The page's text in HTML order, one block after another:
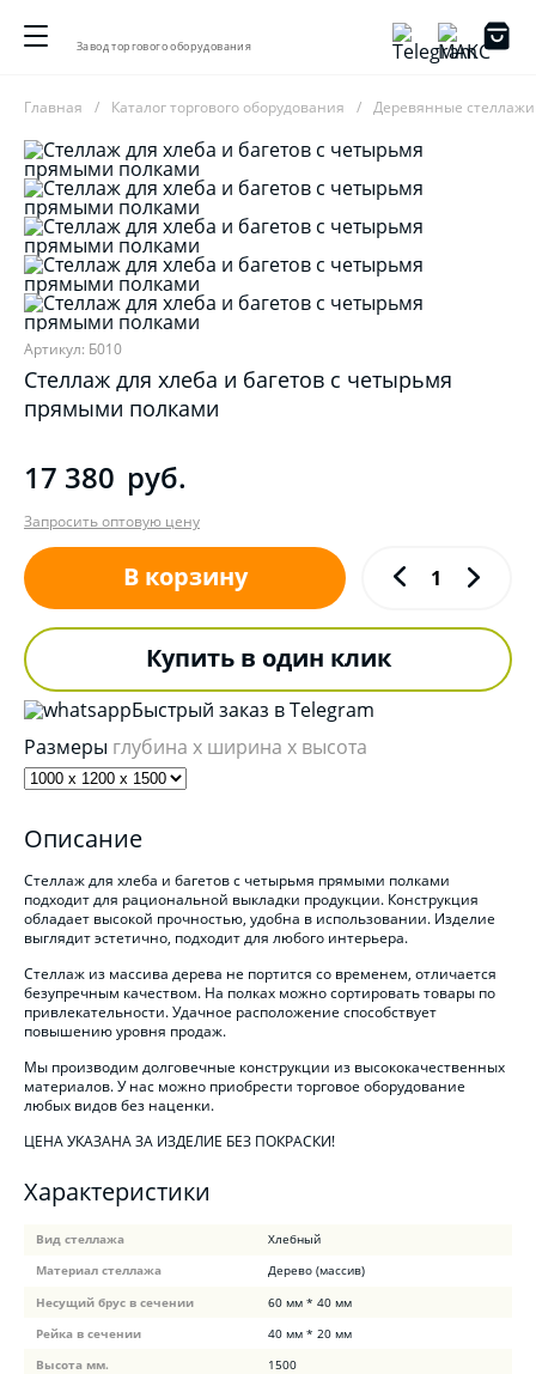
Завод торгового оборудования
Главная Каталог торгового оборудования Деревянные стеллажи
Артикул: Б010
Стеллаж для хлеба и багетов с четырьмя
прямыми полками
17 380 руб.
Запросить оптовую цену
В корзину
Купить в один клик
Быстрый заказ в Telegram
Размеры глубина x ширина x высота
Описание
Стеллаж для хлеба и багетов с четырьмя прямыми полками
подходит для рациональной выкладки продукции. Конструкция
обладает высокой прочностью, удобна в использовании. Изделие
выглядит эстетично, подходит для любого интерьера.
Стеллаж из массива дерева не портится со временем, отличается
безупречным качеством. На полках можно сортировать товары по
привлекательности. Удачное расположение способствует
повышению уровня продаж.
Мы производим долговечные конструкции из высококачественных
материалов. У нас можно приобрести торговое оборудование
любых видов без наценки.
ЦЕНА УКАЗАНА ЗА ИЗДЕЛИЕ БЕЗ ПОКРАСКИ!
Характеристики
Вид стеллажа
Хлебный
Материал стеллажа
Дерево (массив)
Несущий брус в сечении
60 мм * 40 мм
Рейка в сечении
40 мм * 20 мм
Высота мм.
1500